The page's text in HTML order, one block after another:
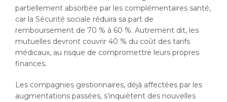
partiellement absorbée par les complémentaires santé,
car la Sécurité sociale réduira sa part de
remboursement de 70 % à 60 %. Autrement dit, les
mutuelles devront couvrir 40 % du coût des tarifs
médicaux, au risque de compromettre leurs propres
finances.
Les compagnies gestionnaires, déjà affectées par les
augmentations passées, s’inquiètent des nouvelles